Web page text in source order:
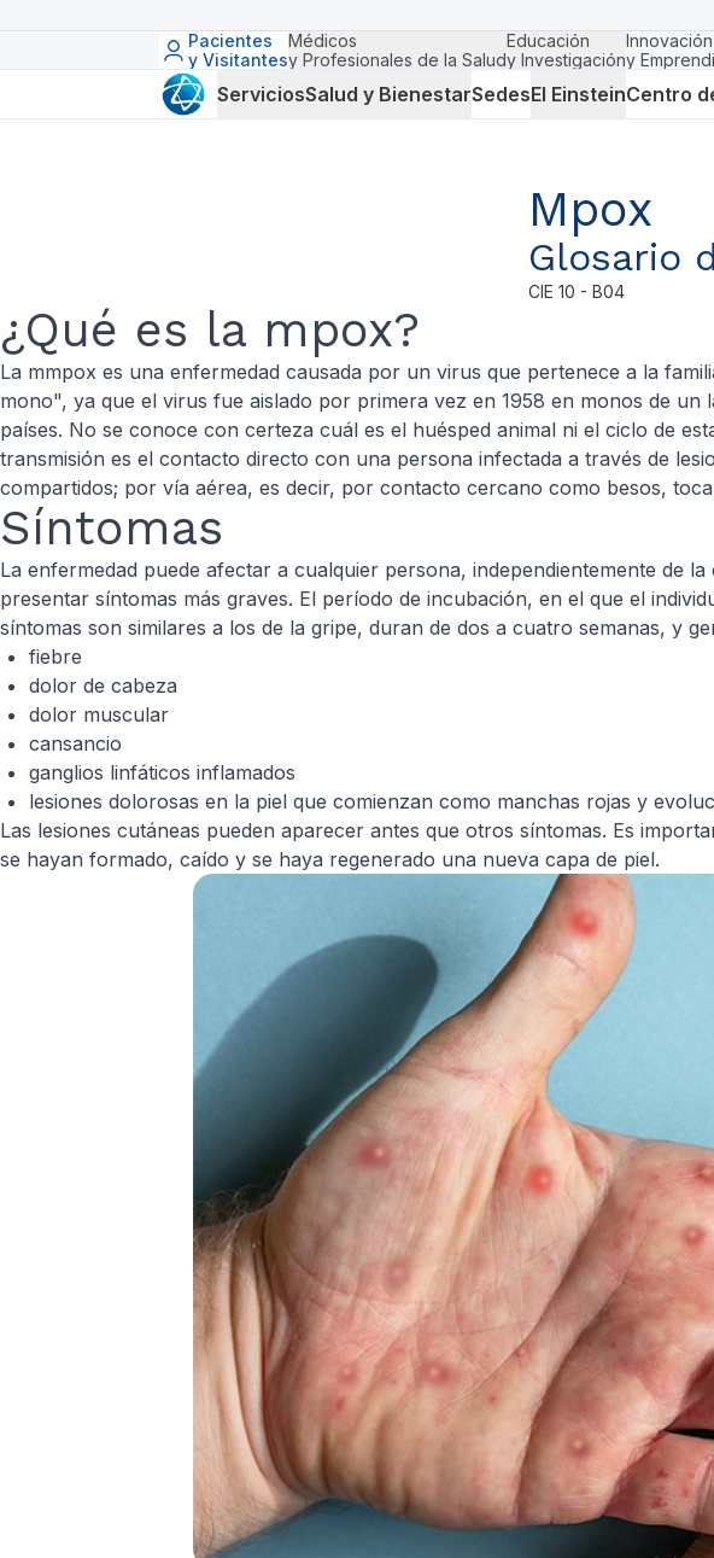
Pacientes
y Visitantes
Médicos
y Profesionales de la Salud
Educación
y Investigación
Innovación
y
ServiciosSalud y BienestarSedesEl EinsteinCentro
Mpox
Glosario
CIE 10 - B04
¿Qué es la mpox?
La mmpox es una enfermedad causada por un virus que pertenece a la
mono", ya que el virus fue aislado por primera vez en 1958 en monos de
países. No se conoce con certeza cuál es el huésped animal ni el ciclo de
transmisión es el contacto directo con una persona infectada a través de
compartidos; por vía aérea, es decir, por contacto cercano como besos,
Síntomas
La enfermedad puede afectar a cualquier persona, independientemente de
presentar síntomas más graves. El período de incubación, en el que el
síntomas son similares a los de la gripe, duran de dos a cuatro semanas, y
fiebre
dolor de cabeza
dolor muscular
cansancio
ganglios linfáticos inflamados
lesiones dolorosas en la piel que comienzan como manchas rojas y
Las lesiones cutáneas pueden aparecer antes que otros síntomas. Es
se hayan formado, caído y se haya regenerado una nueva capa de piel.